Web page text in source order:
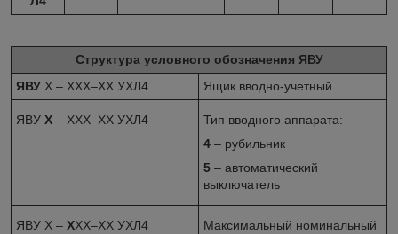
Структура условного обозначения ЯВУ
ЯВУ Х – ХХХ–ХХ УХЛ4 Ящик вводно-учетный
ЯВУ Х – ХХХ–ХХ УХЛ4
Тип вводного аппарата:
4 – рубильник
5 – автоматический
выключатель
ЯВУ Х – ХХХ–ХХ УХЛ4
Максимальный номинальный